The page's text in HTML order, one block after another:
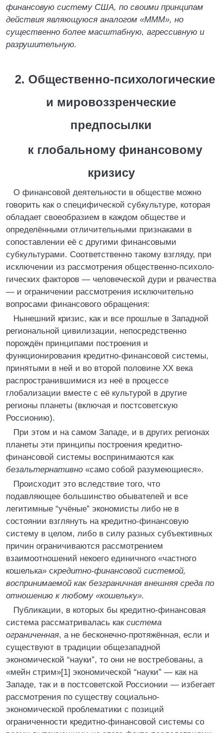
финансовую систему США, по своими принципам
действия являющуюся аналогом «МММ», но
существенно более масштабную, агрессивную и
разрушительную.
2. Общественно-психологические
и мировоззренческие
предпосылки
к глобальному финансовому
кризису
О финансовой деятельности в обществе можно
говорить как о специфической субкультуре, которая
обладает своеобразием в каждом обществе и
определёнными отличительными признаками в
сопоставлении её с другими финансовыми
субкультурами. Соответственно такому взгляду, при
исключении из рассмотрения общественно-психоло­
ги­чес­ких факторов — человеческой дури и рвачества
— и ограничении рассмотрения исключительно
вопросами финансового обращения:
Нынешний кризис, как и все прошлые в Западной
региональной цивилизации, непосредственно
порождён принципами построения и
функционирования кредитно-финан­со­вой системы,
принятыми в ней и во второй половине ХХ века
распространившимися из неё в процессе
глобализации вместе с её культурой в другие
регионы планеты (включая и постсоветскую
Россионию).
При этом и на самом Западе, и в других регионах
планеты эти принципы построения кредитно-
финансовой системы воспринимаются как
безальтернативно «само собой разумеющиеся».
Происходит это вследствие того, что
подавляющее большинство обывателей и все
легитимные “учёные” экономисты либо не в
состоянии взглянуть на кредитно-финансовую
систему в целом, либо в силу разных субъективных
причин ограничиваются рассмотрением
взаимоотношений некоего единичного «частного
кошелька» скредитно-финансовой системой,
воспринимаемой как безграничная внешняя среда по
отношению к любому «кошельку».
Публикации, в которых бы кредитно-финансовая
система рассматривалась как система
ограниченная, а не бесконечно-про­тя­жён­ная, если и
существуют в традиции общезападной
экономической “науки”, то они не востребованы, а
«мейн стрим»[1] экономической “науки” — как на
Западе, так и в постсоветской Россионии — избегает
рассмотрения по существу социально-
экономической проблематики с позиций
ограниченности кредитно-финансовой системы со